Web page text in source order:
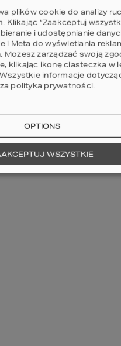
my wstawiliśmy małą
- idealna na
warzyw i zapas
na lato :) standardowo
trzymamy słoiki,
makarony i wielkie gary
zalogowanyaby dodawać
plików cookie do analizy
Klikając “Zaakceptuj
i udostępnianie
i Meta do wyświetlania
Możesz zarządzać swoją
klikając ikonę ciasteczka w
Wszystkie informacje
polityka prywatności.
OPTIONS
WSZYSTKIE